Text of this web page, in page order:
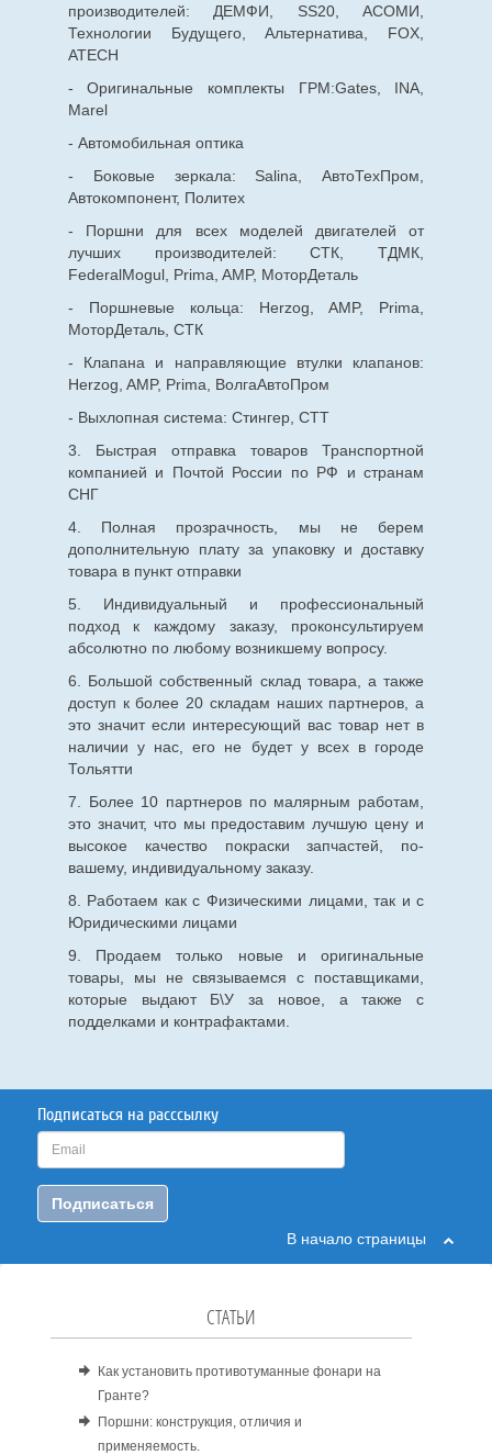
производителей: ДЕМФИ, SS20, АСОМИ,
Технологии Будущего, Альтернатива, FOX,
ATECH
- Оригинальные комплекты ГРМ:Gates, INA,
Marel
- Автомобильная оптика
- Боковые зеркала: Salina, АвтоТехПром,
Автокомпонент, Политех
- Поршни для всех моделей двигателей от
лучших производителей: СТК, ТДМК,
FederalMogul, Prima, AMP, МоторДеталь
- Поршневые кольца: Herzog, AMP, Prima,
МоторДеталь, СТК
- Клапана и направляющие втулки клапанов:
Herzog, AMP, Prima, ВолгаАвтоПром
- Выхлопная система: Стингер, СТТ
3. Быстрая отправка товаров Транспортной
компанией и Почтой России по РФ и странам
СНГ
4. Полная прозрачность, мы не берем
дополнительную плату за упаковку и доставку
товара в пункт отправки
5. Индивидуальный и профессиональный
подход к каждому заказу, проконсультируем
абсолютно по любому возникшему вопросу.
6. Большой собственный склад товара, а также
доступ к более 20 складам наших партнеров, а
это значит если интересующий вас товар нет в
наличии у нас, его не будет у всех в городе
Тольятти
7. Более 10 партнеров по малярным работам,
это значит, что мы предоставим лучшую цену и
высокое качество покраски запчастей, по-
вашему, индивидуальному заказу.
8. Работаем как с Физическими лицами, так и с
Юридическими лицами
9. Продаем только новые и оригинальные
товары, мы не связываемся с поставщиками,
которые выдают Б\У за новое, а также с
подделками и контрафактами.
Подписаться на расссылку
Подписаться
В начало страницы
СТАТЬИ
Как установить противотуманные фонари на
Гранте?
Поршни: конструкция, отличия и
применяемость.